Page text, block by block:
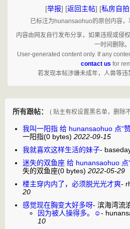
[举报] [返回主帖] [私房自
已标注为hunansaohuo的原创内容，
内容由网友自行发布分享，如果违规或侵
一时间删除。
User-generated content only. If any
contact us for
若发现本帖涉嫌未成年，人兽等违
所有跟帖： ( 贴主有权设置黑名单，删除
我叫一阳指 给 hunansaohuo 点“
一阳指(0 bytes) 2022-09-15
我就喜欢这样生活的妹子-
迷失的双鱼座 给 hunansaohuo 点
失的双鱼座(0 bytes) 2022-05-29
楼主穿内内了，必须脱光光才爽-
20
感觉现在胸变大好多呀- 滨海湾流
因为被人操得多。☺️-
10